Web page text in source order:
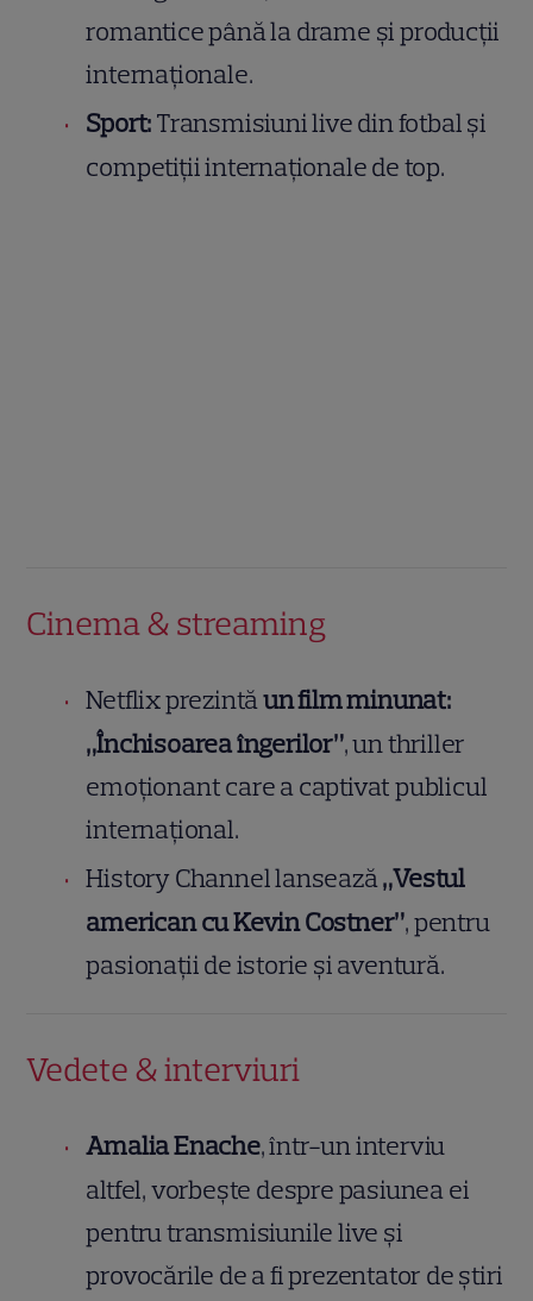
romantice până la drame și producții
internaționale.
Sport:Transmisiuni live din fotbal și
competiții internaționale de top.
Cinema & streaming
Netflix prezintăun film minunat:
„Închisoarea îngerilor”, un thriller
emoționant care a captivat publicul
internațional.
History Channel lansează„Vestul
american cu Kevin Costner”, pentru
pasionații de istorie și aventură.
Vedete & interviuri
Amalia Enache, într-un interviu
altfel, vorbește despre pasiunea ei
pentru transmisiunile live și
provocările de a fi prezentator de știri